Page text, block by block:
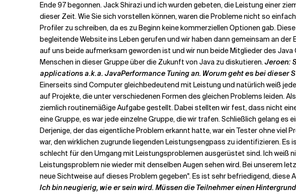
Ende 97 begonnen. Jack Shirazi und ich wurden gebeten, die Leistung einer
dieser Zeit. Wie Sie sich vorstellen können, waren die Probleme nicht so
Profiler zu schreiben, da es zu Beginn keine kommerziellen Optionen gab.
begleitende Website ins Leben gerufen und wir haben dann gemeinsam an
auf uns beide aufmerksam geworden ist und wir nun beide Mitglieder des
Menschen in dieser Gruppe über die Zukunft von Java zu diskutieren.Jeroen:
applications a.k.a. JavaPerformance Tuning an. Worum geht es bei dieser
Einerseits sind Computer gleichbedeutend mit Leistung und natürlich weiß
auf Projekte, die unter verschiedenen Formen des gleichen Problems leiden.
ziemlich routinemäßige Aufgabe gestellt. Dabei stellten wir fest, dass nicht
eine Gruppe, es war jede einzelne Gruppe, die wir trafen. Schließlich gelang
Derjenige, der das eigentliche Problem erkannt hatte, war ein Tester ohne viel
war, den wirklichen zugrunde liegenden Leistungsengpass zu identifizieren.
schlecht für den Umgang mit Leistungsproblemen ausgerüstet sind. Ich weiß
Leistungsproblem nie wieder mit denselben Augen sehen wird. Bei unserem
neue Sichtweise auf dieses Problem gegeben". Es ist sehr befriedigend, diese
Ich bin neugierig, wie er sein wird. Müssen die Teilnehmer einen